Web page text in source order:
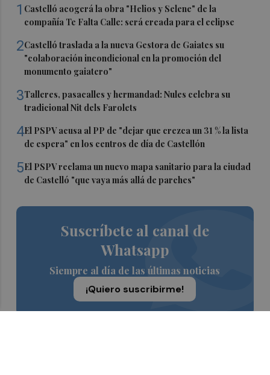
1 Castelló acogerá la obra "Helios y Selene" de la
compañía Te Falta Calle: será creada para el eclipse
2Castelló traslada a la nueva Gestora de Gaiates su
"colaboración incondicional en la promoción del
monumento gaiatero"
3Talleres, pasacalles y hermandad: Nules celebra su
tradicional Nit dels Farolets
4El PSPV acusa al PP de "dejar que crezca un 31 % la lista
de espera" en los centros de día de Castellón
5El PSPV reclama un nuevo mapa sanitario para la ciudad
de Castelló "que vaya más allá de parches"
Suscríbete al canal de
Whatsapp
Siempre al día de las últimas noticias
¡Quiero suscribirme!